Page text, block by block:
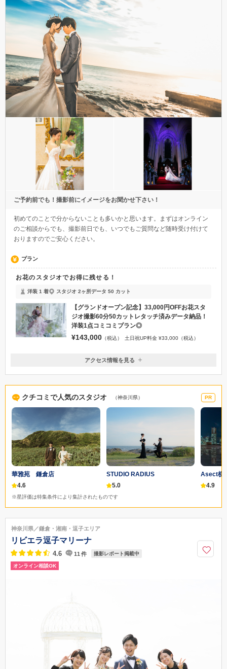
ご予約前でも！撮影前にイメージをお聞かせ下さい！
初めてのことで分からないことも多いかと思います。まずはオンライン
のご相談からでも、撮影前日でも、いつでもご質問など随時受け付けて
おりますのでご安心ください。
プラン
お花のスタジオでお得に残せる！
洋装 1 着 スタジオ 2ヶ所データ 50 カット
【グランドオープン記念】33,000円OFFお花スタ
ジオ撮影60分50カットレタッチ済みデータ納品！
洋装1点コミコミプラン◎
¥143,000 （税込） 土日祝UP料金 ¥33,000（税込）
神奈川県藤沢市南藤沢14-1
0466-28-2111
アクセス情報を見る
クチコミで人気のスタジオ （神奈川県） PR
華雅苑 鎌倉店
4.6
STUDIO RADIUS
5.0
Asect横
4.9
※星評価は特集条件により集計されたものです
神奈川県／鎌倉・湘南・逗子エリア
リビエラ逗子マリーナ
4.6 11 件 撮影レポート掲載中
オンライン相談OK